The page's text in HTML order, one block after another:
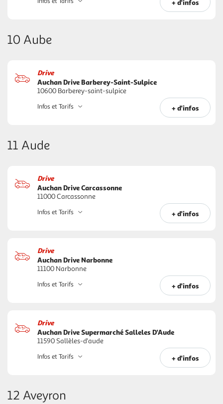
+ d'infos
10 Aube
Drive
Auchan Drive Barberey-Saint-Sulpice
10600 Barberey-saint-sulpice
+ d'infos
Infos et Tarifs
11 Aude
Drive
Auchan Drive Carcassonne
11000 Carcassonne
+ d'infos
Infos et Tarifs
Drive
Auchan Drive Narbonne
11100 Narbonne
+ d'infos
Infos et Tarifs
Drive
Auchan Drive Supermarché Salleles D'Aude
11590 Sallèles-d'aude
+ d'infos
Infos et Tarifs
12 Aveyron